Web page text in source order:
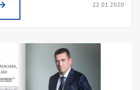
22.01.2020